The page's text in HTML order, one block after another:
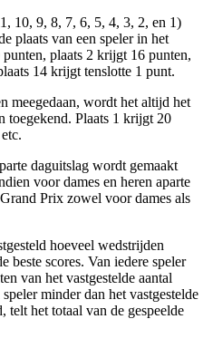
10, 9, 8, 7, 6, 5, 4, 3, 2, en 1)
plaats van een speler in het
plaats 2 krijgt 16 punten,
14 krijgt tenslotte 1 punt.
meegedaan, wordt het altijd het
toegekend. Plaats 1 krijgt 20
daguitslag wordt gemaakt
voor dames en heren aparte
Prix zowel voor dames als
hoeveel wedstrijden
beste scores. Van iedere speler
van het vastgestelde aantal
minder dan het vastgestelde
telt het totaal van de gespeelde